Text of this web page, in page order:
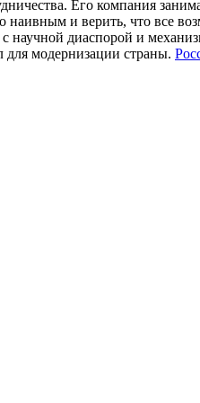
Его компания
наивным и верить, что все
диаспорой и
модернизации страны.